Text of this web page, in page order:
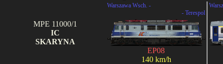
MPE 11000/1
IC
SKARYNA
Warszawa Wsch. -
- Terespol
EP08
140 km/h